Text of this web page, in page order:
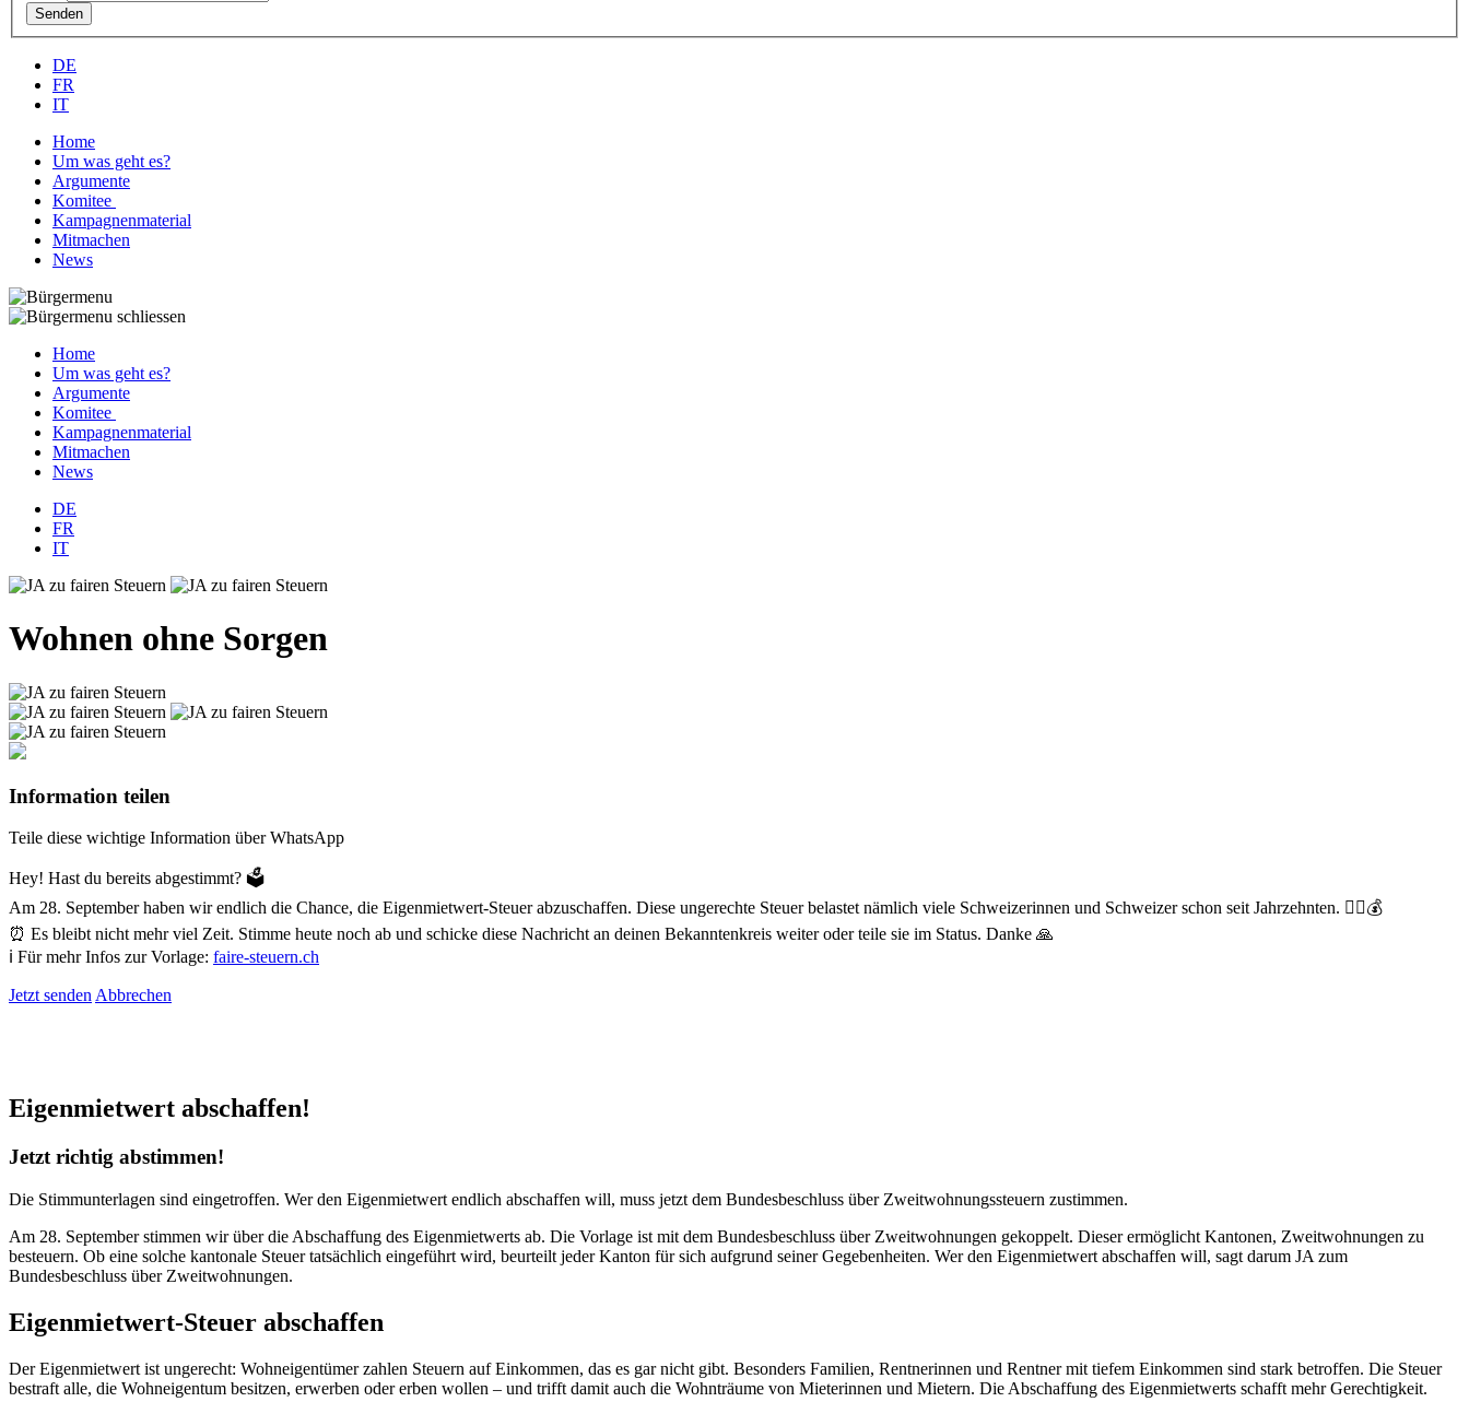
Senden
DE
FR
IT
Home
Um was geht es?
Argumente
Komitee
Kampagnenmaterial
Mitmachen
News
Home
Um was geht es?
Argumente
Komitee
Kampagnenmaterial
Mitmachen
News
DE
FR
IT
Wohnen ohne Sorgen
Information teilen
Teile diese wichtige Information über WhatsApp
Hey! Hast du bereits abgestimmt? 🗳️
Am 28. September haben wir endlich die Chance, die Eigenmietwert-Steuer abzuschaffen. Diese ungerechte Steuer belastet nämlich viele Schweizerinnen und Schweizer schon seit Jahrzehnten. 😮‍💨💰
⏰ Es bleibt nicht mehr viel Zeit. Stimme heute noch ab und schicke diese Nachricht an deinen Bekanntenkreis weiter oder teile sie im Status. Danke 🙏
ℹ️ Für mehr Infos zur Vorlage: faire-steuern.ch
Jetzt senden Abbrechen
Eigenmietwert abschaffen!
Jetzt richtig abstimmen!
Die Stimmunterlagen sind eingetroffen. Wer den Eigenmietwert endlich abschaffen will, muss jetzt dem Bundesbeschluss über Zweitwohnungssteuern zustimmen.
Am 28. September stimmen wir über die Abschaffung des Eigenmietwerts ab. Die Vorlage ist mit dem Bundesbeschluss über Zweitwohnungen gekoppelt. Dieser ermöglicht Kantonen, Zweitwohnungen zu
besteuern. Ob eine solche kantonale Steuer tatsächlich eingeführt wird, beurteilt jeder Kanton für sich aufgrund seiner Gegebenheiten. Wer den Eigenmietwert abschaffen will, sagt darum JA zum
Bundesbeschluss über Zweitwohnungen.
Eigenmietwert-Steuer abschaffen
Der Eigenmietwert ist ungerecht: Wohneigentümer zahlen Steuern auf Einkommen, das es gar nicht gibt. Besonders Familien, Rentnerinnen und Rentner mit tiefem Einkommen sind stark betroffen. Die Steuer
bestraft alle, die Wohneigentum besitzen, erwerben oder erben wollen – und trifft damit auch die Wohnträume von Mieterinnen und Mietern. Die Abschaffung des Eigenmietwerts schafft mehr Gerechtigkeit.